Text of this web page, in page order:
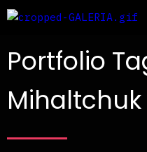
Portfolio
Mihaltchuk